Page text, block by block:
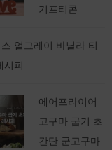
기프티콘
얼그레이 바닐라 티
시피
에어프라이어
고구마 굽기 초
간단 군고구마